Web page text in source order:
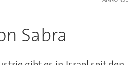
Sabra